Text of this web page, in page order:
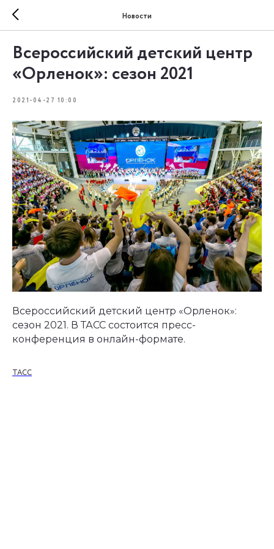
Новости
Всероссийский детский центр
«Орленок»: сезон 2021
2021-04-27 10:00
Всероссийский детский центр «Орленок»:
сезон 2021. В ТАСС состоится пресс-
конференция в онлайн-формате.
ТАСС